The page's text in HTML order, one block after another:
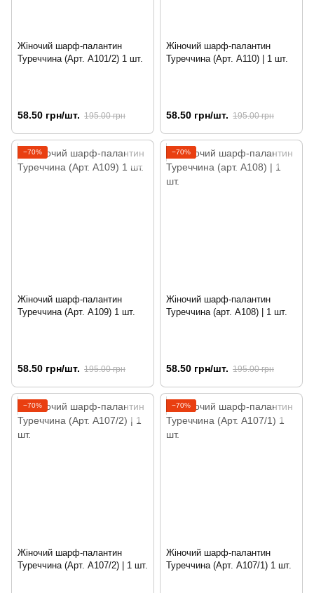
Жіночий шарф-палантин
Туреччина (Арт. A101/2) 1 шт.
58.50 грн/шт. 195.00 грн
Жіночий шарф-палантин
Туреччина (Арт. A110) | 1 шт.
58.50 грн/шт. 195.00 грн
−70%
Жіночий шарф-палантин
Туреччина (Арт. A109) 1 шт.
58.50 грн/шт. 195.00 грн
−70%
Жіночий шарф-палантин
Туреччина (арт. A108) | 1 шт.
58.50 грн/шт. 195.00 грн
−70%
Жіночий шарф-палантин
Туреччина (Арт. A107/2) | 1 шт.
−70%
Жіночий шарф-палантин
Туреччина (Арт. A107/1) 1 шт.